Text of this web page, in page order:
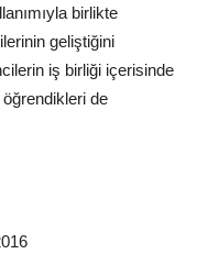
birlikte
geliştiğini
iş birliği içerisinde
de